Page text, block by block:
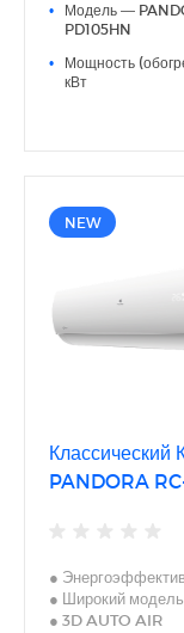
оранжевой
● Шумоизоляция
•
Модель —
PD105HN
•
Мощность
кВт
NEW
PANDORA
●
● Широкий
● 3D AUTO AIR